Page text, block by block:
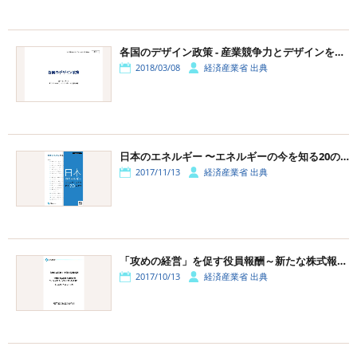
各国のデザイン政策 - 産業競争力とデザインを考える研究会より
2018/03/08 経済産業省 出典
日本のエネルギー 〜エネルギーの今を知る20の質問〜
2017/11/13 経済産業省 出典
「攻めの経営」を促す役員報酬～新たな株式報酬の導入等の手引～
2017/10/13 経済産業省 出典